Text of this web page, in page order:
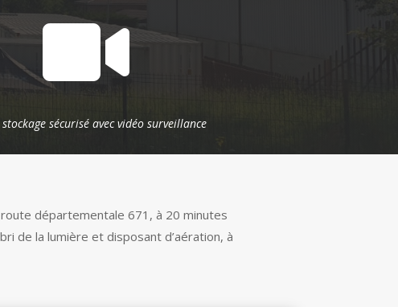

sécurisé avec vidéo surveillance
départementale 671, à 20 minutes
de la lumière et disposant d’aération, à